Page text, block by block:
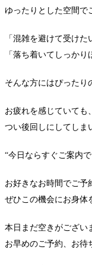
ゆったりとした空間
「混雑を避けて受けた
「落ち着いてしっかり
そんな方にはぴったり
お疲れを感じていても、
つい後回しにしてし
“今日ならすぐご案内
お好きなお時間でご予
ぜひこの機会にお身体
本日まだ空きがござい
お早めのご予約、お待